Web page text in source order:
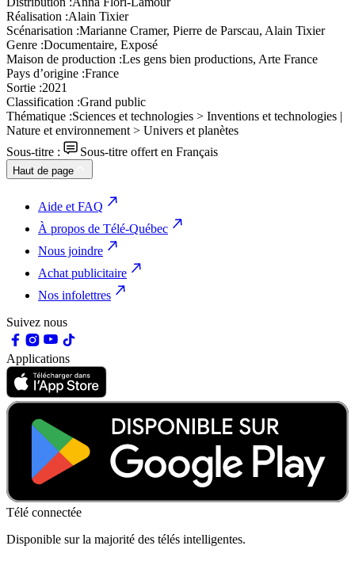
Réalisation :Alain Tixier
Scénarisation :Marianne Cramer, Pierre de Parscau, Alain Tixier
Genre :Documentaire, Exposé
Maison de production :Les gens bien productions, Arte France
Pays d’origine :France
Sortie :2021
Classification :Grand public
Thématique :Sciences et technologies > Inventions et technologies |
Nature et environnement > Univers et planètes
Sous-titre :
Sous-titre offert en Français
Haut de page
Aide et FAQ
À propos de Télé-Québec
Nous joindre
Achat publicitaire
Nos infolettres
Suivez nous
Applications
Télé connectée
Disponible sur la majorité des télés intelligentes.